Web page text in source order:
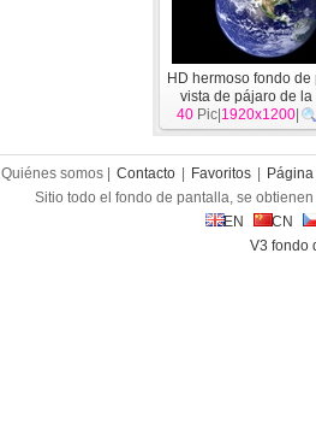
HD hermoso fondo
vista de pájaro de la
[Otro]
40 Pic| 1920x1200
Quiénes somos | Contacto Favoritos
Sitio todo el fondo de pantalla, se
EN
CN
V3 fondo